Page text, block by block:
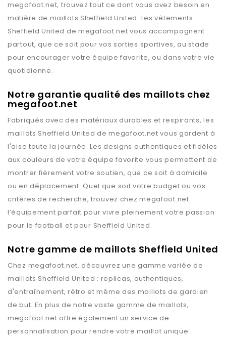
megafoot.net, trouvez tout ce dont vous avez besoin en
matière de maillots Sheffield United. Les vêtements
Sheffield United demegafoot.net vous accompagnent
partout, que ce soit pour vos sorties sportives, au stade
pour encourager votre équipe favorite, ou dans votre vie
quotidienne.
Notre garantie qualité des maillots chez
megafoot.net
Fabriqués avec des matériaux durables et respirants, les
maillots Sheffield United demegafoot.net vous gardent à
l'aise toute la journée. Les designs authentiques et fidèles
aux couleurs de votre équipe favorite vous permettent de
montrer fièrement votre soutien, que ce soit à domicile
ou en déplacement. Quel que soit votre budget ou vos
critères de recherche, trouvez chezmegafoot.net
l’équipement parfait pour vivre pleinement votre passion
pour le football et pour Sheffield United.
Notre gamme de maillots Sheffield United
Chez megafoot.net, découvrez une gamme variée de
maillots Sheffield United : replicas, authentiques,
d'entraînement, rétro et même des maillots de gardien
de but. En plus de notre vaste gamme de maillots,
megafoot.net offre également un service de
personnalisation pour rendre votre maillot unique.